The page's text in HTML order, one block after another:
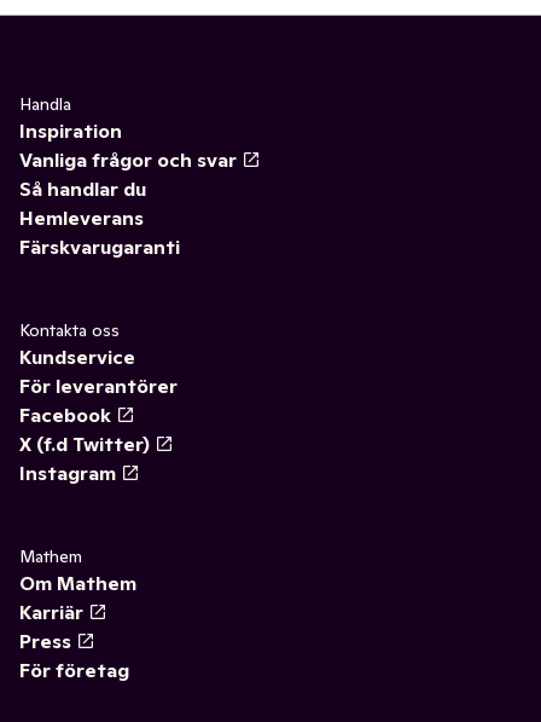
Handla
Inspiration
Vanliga frågor och svar
Så handlar du
Hemleverans
Färskvarugaranti
Kontakta oss
Kundservice
För leverantörer
Facebook
X (f.d Twitter)
Instagram
Mathem
Om Mathem
Karriär
Press
För företag